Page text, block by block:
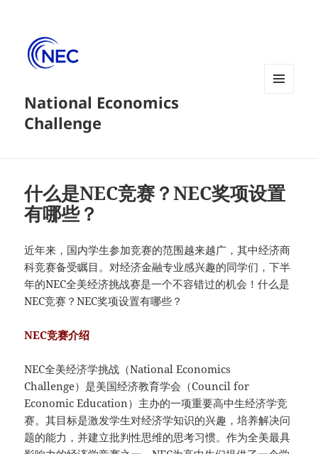
National Economics
Challenge
什么是NEC竞赛？NEC奖项设置
有哪些？
近年来，国内学生参加竞赛的范围越来越广，其中经济商
科竞赛备受瞩目。对经济金融专业感兴趣的同学们，下半
年的NEC全美经济挑战赛是一个不容错过的机会！什么是
NEC竞赛？NEC奖项设置有哪些？
NEC竞赛介绍
NEC全美经济学挑战（National Economics
Challenge）是美国经济教育学会（Council for
Economic Education）主办的一项重要高中生经济学竞
赛。其目标是激发学生对经济学知识的兴趣，培养解决问
题的能力，并建立批判性思维的思考习惯。作为全美最具